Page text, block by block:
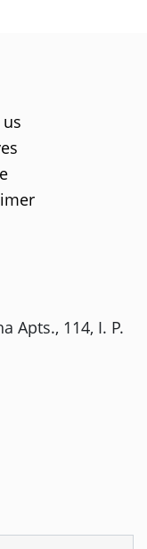
Apts., 114, I. P.